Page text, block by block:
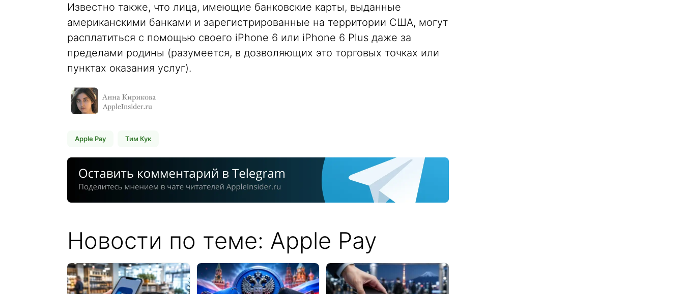
Известно также, что лица, имеющие банковские карты, выданные
американскими банками и зарегистрированные на территории США, могут
расплатиться с помощью своего iPhone 6 или iPhone 6 Plus даже за
пределами родины (разумеется, в дозволяющих это торговых точках или
пунктах оказания услуг).
Apple Pay Тим Кук
Новости по теме: Apple Pay